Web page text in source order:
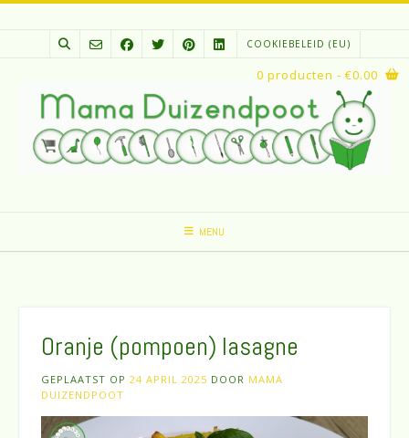
Spring
COOKIEBELEID (EU)
MENU
0 producten - €0.00
Oranje (pompoen) lasagne
GEPLAATST OP 24 APRIL 2025 DOOR MAMA
DUIZENDPOOT